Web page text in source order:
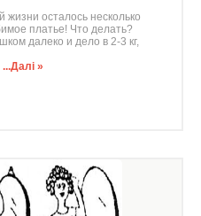
осталось несколько
платье! Что делать?
далеко и дело в 2-3 кг,
...Далі »